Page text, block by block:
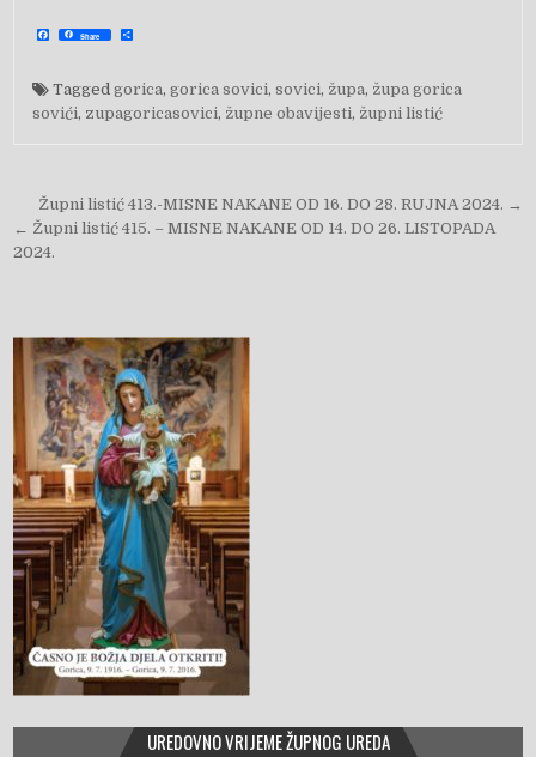
F
a
b
o
o
k
Share
e
Tagged gorica, gorica sovici,sovici, župa, župa gorica
sovići, zupagoricasovici, župne obavijesti, župni listić
Navigacija objava
Župni listić 413.-MISNE NAKANE OD 16. DO 28. RUJNA 2024. →
← Župni listić 415. – MISNE NAKANE OD 14. DO 26. LISTOPADA
2024.
UREDOVNO VRIJEME ŽUPNOG UREDA